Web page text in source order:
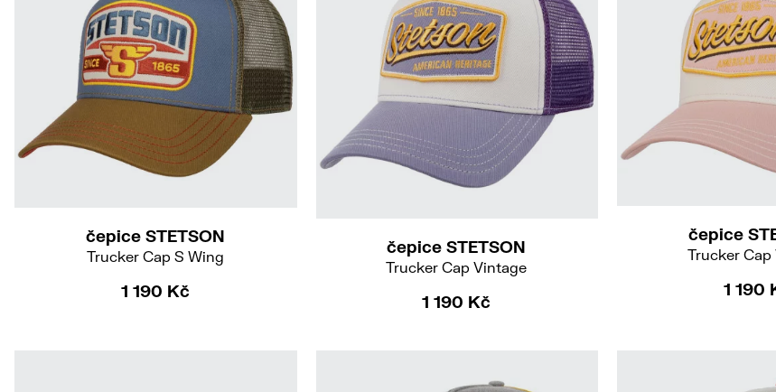
čepice STETSON
Trucker Cap S Wing
1 190 Kč
čepice STETSON
Trucker Cap Vintage
1 190 Kč
čepice
Trucker Cap
1 190